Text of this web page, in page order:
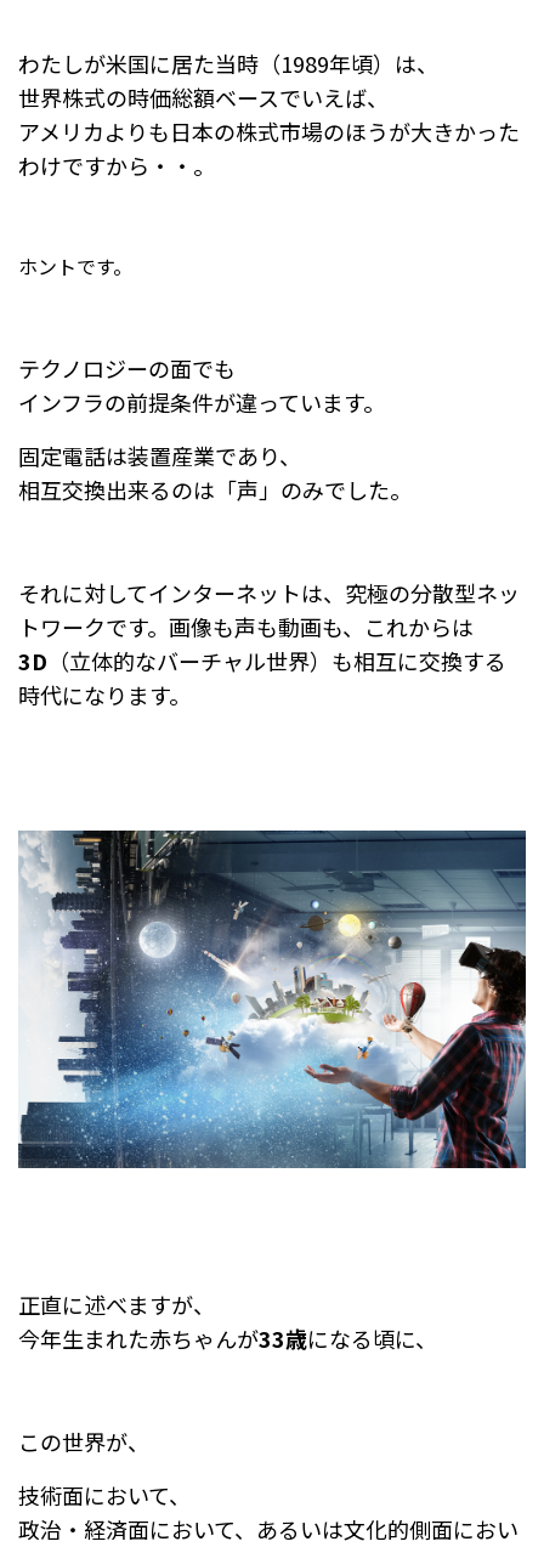
わたしが米国に居た当時（1989年頃）は、
世界株式の時価総額ベースでいえば、
アメリカよりも日本の株式市場のほうが大きかった
わけですから・・。
ホントです。
テクノロジーの面でも
インフラの前提条件が違っています。
固定電話は装置産業であり、
相互交換出来るのは「声」のみでした。
それに対してインターネットは、究極の分散型ネッ
トワークです。 画像も声も動画も、これからは
3D （立体的なバーチャル世界）も相互に交換する
時代になります。
正直に述べますが、
今年生まれた赤ちゃんが33歳になる頃に、
この世界が、
技術面において、
政治・経済面において、あるいは文化的側面におい